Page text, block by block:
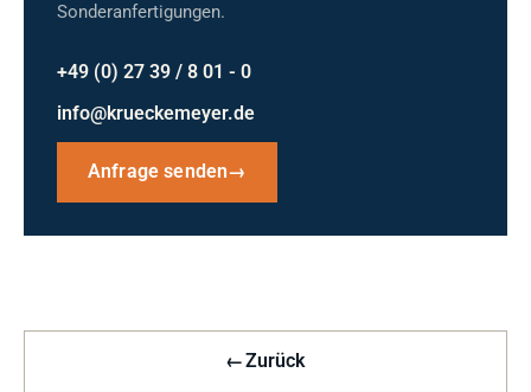
Sonderanfertigungen.
+49 (0) 27 39 / 8 01 - 0
info@krueckemeyer.de
Anfrage senden→
←Zurück